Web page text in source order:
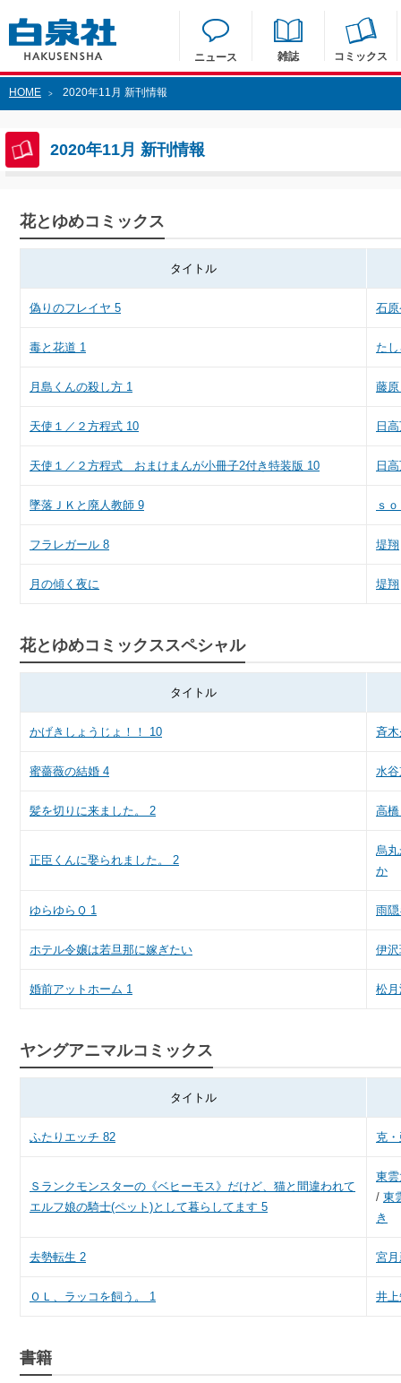
ニュース 雑誌 コミックス
HOME > 2020年11月 新刊情報
2020年11月 新刊情報
花とゆめコミックス
タイトル
偽りのフレイヤ 5 石
毒と花道 1 た
月島くんの殺し方 1 藤
天使１／２方程式 10 日
天使１／２方程式 おまけまんが小冊子2付き特装版 10 日
墜落ＪＫと廃人教師 9 ｓ
フラレガール 8 堤翔
月の傾く夜に 堤翔
花とゆめコミックススペシャル
タイトル
かげきしょうじょ！！ 10 斉
蜜薔薇の結婚 4 水
髪を切りに来ました。 2 高
正臣くんに娶られました。 2
烏
か
ゆらゆらＱ 1 雨
ホテル令嬢は若旦那に嫁ぎたい 伊
婚前アットホーム 1 松
ヤングアニマルコミックス
タイトル
ふたりエッチ 82 克
Ｓランクモンスターの《ベヒーモス》だけど、猫と間違われて
エルフ娘の騎士(ペット)として暮らしてます 5
東
/ 東
き
去勢転生 2 宮
ＯＬ、ラッコを飼う。 1 井
書籍